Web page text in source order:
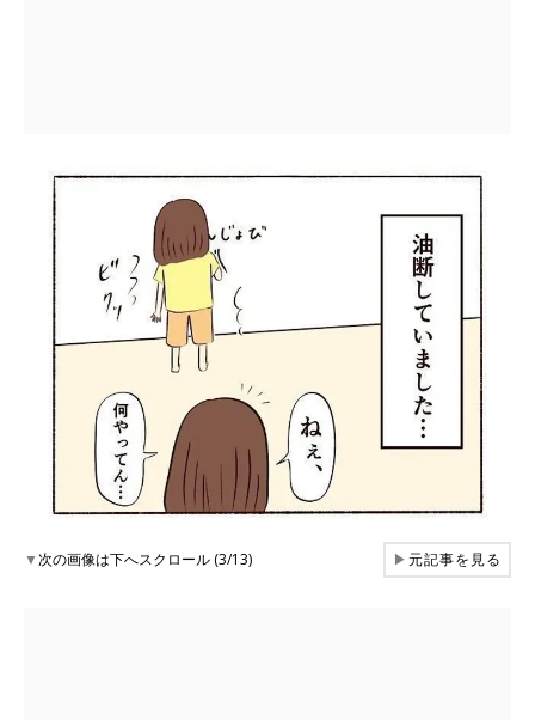
▼次の画像は下へスクロール (3/13) ▶元記事を見る